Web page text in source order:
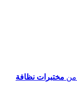
مختبرات نظافة